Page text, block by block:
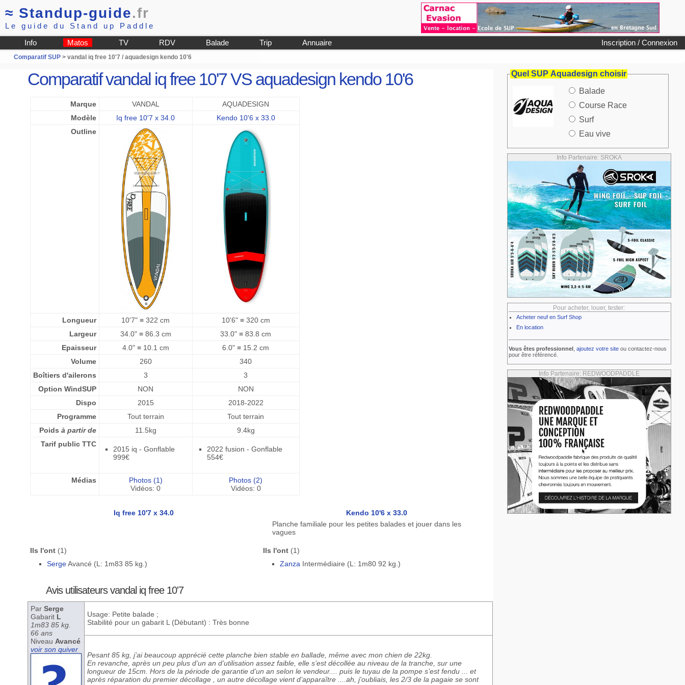
≈ Standup-guide.fr
Le guide du Stand up Paddle
Inscription / Connexion
Info Matos TV RDV Balade Trip Annuaire
Comparatif SUP > vandal iq free 10'7 / aquadesign kendo 10'6
Comparatif vandal iq free 10'7 VS aquadesign kendo 10'6
Marque VANDAL
AQUADESIGN
Modèle
Iq free 10'7 x 34.0
Kendo 10'6 x 33.0
Outline
Longueur 10'7" ≡ 322 cm
10'6" ≡ 320 cm
Largeur
34.0" ≡ 86.3 cm
33.0" ≡ 83.8 cm
Epaisseur
4.0" ≡ 10.1 cm
6.0" ≡ 15.2 cm
Volume
260
340
Boîtiers d'ailerons
3
3
Option WindSUP
NON
NON
Dispo
2015
2018-2022
Programme
Tout terrain
Tout terrain
Poids à partir de 11.5kg
9.4kg
Tarif public TTC
2015 iq - Gonflable
999€
2022 fusion - Gonflable
554€
Médias
Photos (1)
Vidéos: 0
Photos (2)
Vidéos: 0
Iq free 10'7 x 34.0
Kendo 10'6 x 33.0
Planche familiale pour les petites balades et jouer dans les
vagues
Ils l'ont(1)
SergeAvancé (L: 1m83 85 kg.)
Ils l'ont(1)
Zanza Intermédiaire (L: 1m80 92 kg.)
Avis utilisateurs vandal iq free 10'7
Par Serge
Gabarit L
1m83 85 kg.
66 ans
Niveau Avancé
voir son quiver
Usage: Petite balade ;
Stabilité pour un gabarit L (Débutant) : Très bonne
Pesant 85 kg, j’ai beaucoup apprécié cette planche bien stable en ballade, même avec mon chien de 22kg.
En revanche, après un peu plus d’un an d’utilisation assez faible, elle s’est décollée au niveau de la tranche, sur une
longueur de 15cm. Hors de la période de garantie d’un an selon le vendeur.... puis le tuyau de la pompe s’est fendu ... et
après réparation du premier décollage , un autre décollage vient d’apparaître ....ah, j'oubliais, les 2/3 de la pagaie se sont
Quel SUP Aquadesign choisir
Balade
Course Race
Surf
Eau vive
Info Partenaire: SROKA
Pour acheter, louer, tester:
Acheter neuf en Surf Shop
En location
Vous êtes professionnel, ajoutez votre siteou contactez-nous
pour être référencé.
Info Partenaire: REDWOODPADDLE